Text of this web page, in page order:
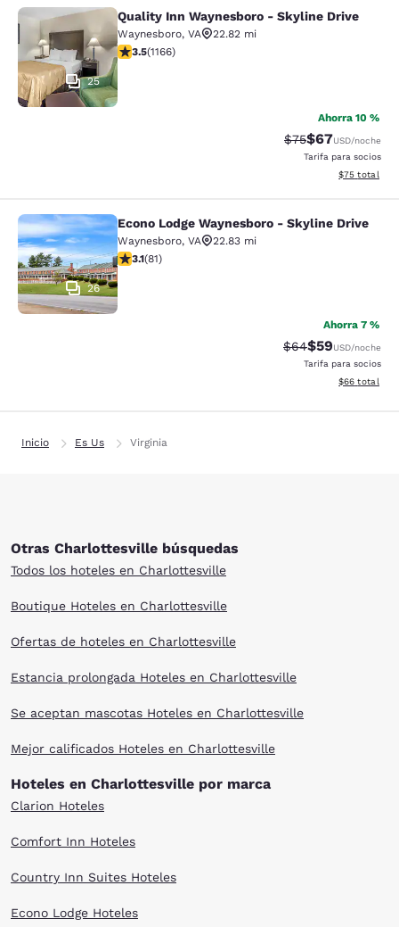
Quality Inn Waynesboro - Skyline
25
Quality Inn Waynesboro - Skyline Drive
Waynesboro, VA
22.82 mi
calificación de 3.49 estrellas. Bueno. 1166 reseñas
3.5(1166)
Ahorra 10 %
Precio tachado:
$75Precio con
$67USD/noche
Tarifa para socios
Ver detalles
$75 total
Econo Lodge Waynesboro - Skyline
26
Econo Lodge Waynesboro - Skyline Drive
Waynesboro, VA
22.83 mi
calificación de 3.14 estrellas. Bueno. 81 reseñas
3.1(81)
Ahorra 7 %
Precio tachado:
$64Precio con
$59USD/noche
Tarifa para socios
Ver detalles
$66 total
Inicio Es Us Virginia
Otras Charlottesville búsquedas
Todos los hoteles en Charlottesville
Boutique Hoteles en Charlottesville
Ofertas de hoteles en Charlottesville
Estancia prolongada Hoteles en Charlottesville
Se aceptan mascotas Hoteles en Charlottesville
Mejor calificados Hoteles en Charlottesville
Hoteles en Charlottesville por marca
Clarion Hoteles
Comfort Inn Hoteles
Country Inn Suites Hoteles
Econo Lodge Hoteles